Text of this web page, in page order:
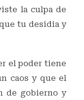
la culpa de
tu desidia y
el poder tiene
caos y que el
de gobierno y